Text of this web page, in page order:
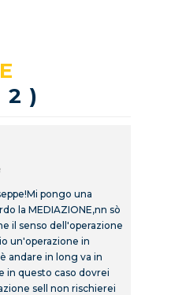
2 )
pongo una
la MEDIAZIONE,nn sò
il senso dell'operazione
un'operazione in
andare in long va in
in questo caso dovrei
sell non rischierei